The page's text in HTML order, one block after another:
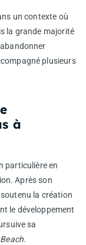
un contexte où
la grande majorité
plusieurs
à
particulière en
Après son
la création
le développement
sa
.